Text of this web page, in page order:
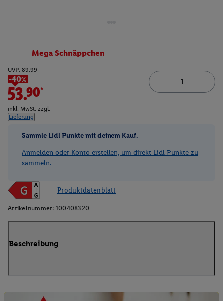
Mega Schnäppchen
UVP: 89.99
-40%
53.90*
inkl. MwSt. zzgl.
Lieferung
Sammle Lidl Punkte mit deinem Kauf.
Anmelden oder Konto erstellen, um direkt Lidl Punkte zu
sammeln.
Produktdatenblatt
Artikelnummer: 100408320
Beschreibung